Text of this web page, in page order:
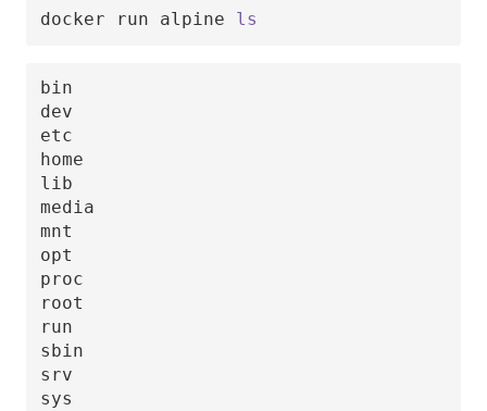
docker run alpine ls
bin
dev
etc
home
lib
media
mnt
opt
proc
root
run
sbin
srv
sys